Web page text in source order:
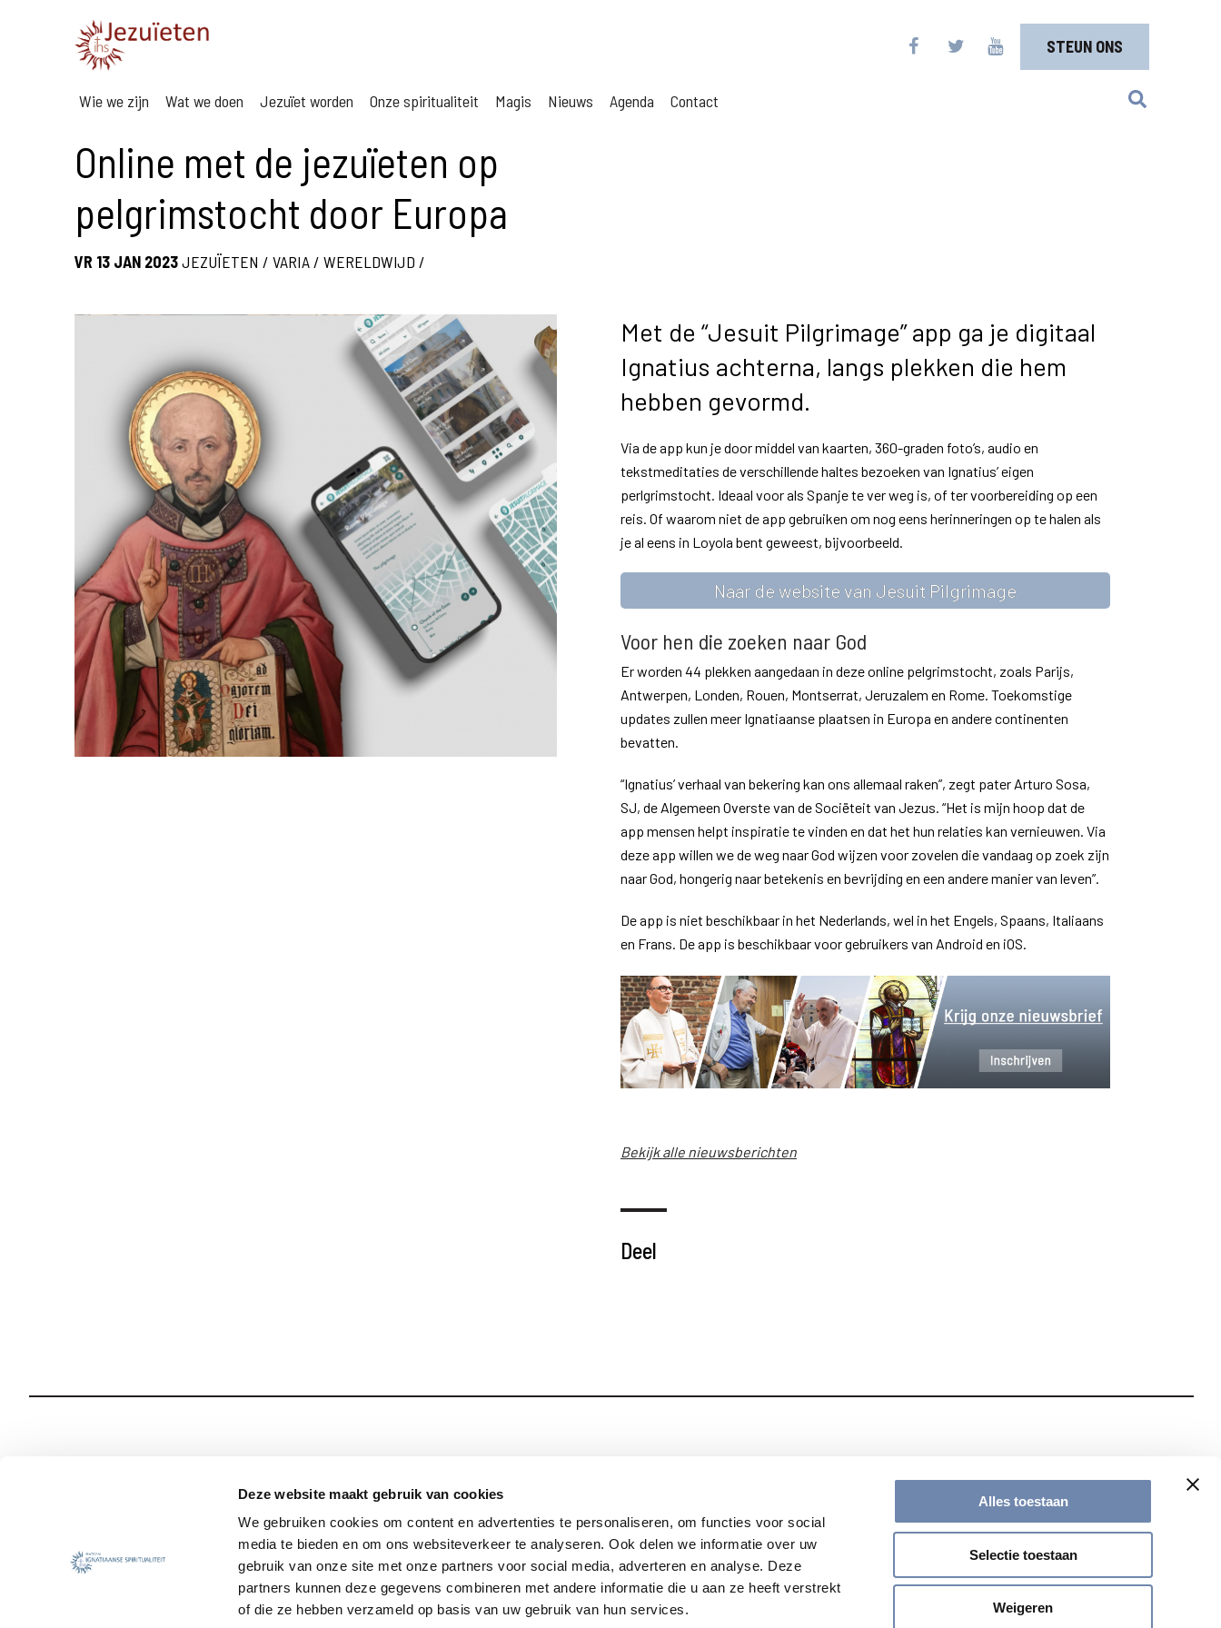
Deze website maakt gebruik van cookies
We gebruiken cookies om content en advertenties te personaliseren, om functies voor social
media te bieden en om ons websiteverkeer te analyseren. Ook delen we informatie over uw
gebruik van onze site met onze partners voor social media, adverteren en analyse. Deze
partners kunnen deze gegevens combineren met andere informatie die u aan ze heeft verstrekt
of die ze hebben verzameld op basis van uw gebruik van hun services.
Alles toestaan
Selectie toestaan
Weigeren
STEUN ONS
Wie we zijn Wat we doen Jezuïet worden Onze spiritualiteit Magis Nieuws Agenda Contact
Online met de jezuïeten op
pelgrimstocht door Europa
VR 13 JAN 2023JEZUÏETEN / VARIA / WERELDWIJD /
Met de “Jesuit Pilgrimage” app ga je digitaal
Ignatius achterna, langs plekken die hem
hebben gevormd.
Via de app kun je door middel van kaarten, 360-graden foto’s, audio en
tekstmeditaties de verschillende haltes bezoeken van Ignatius’ eigen
perlgrimstocht. Ideaal voor als Spanje te ver weg is, of ter voorbereiding op een
reis. Of waarom niet de app gebruiken om nog eens herinneringen op te halen als
je al eens in Loyola bent geweest, bijvoorbeeld.
Naar de website van Jesuit Pilgrimage
Voor hen die zoeken naar God
Er worden 44 plekken aangedaan in deze online pelgrimstocht, zoals Parijs,
Antwerpen, Londen, Rouen, Montserrat, Jeruzalem en Rome. Toekomstige
updates zullen meer Ignatiaanse plaatsen in Europa en andere continenten
bevatten.
“Ignatius’ verhaal van bekering kan ons allemaal raken”, zegt pater Arturo Sosa,
SJ, de Algemeen Overste van de Sociëteit van Jezus. “Het is mijn hoop dat de
app mensen helpt inspiratie te vinden en dat het hun relaties kan vernieuwen. Via
deze app willen we de weg naar God wijzen voor zovelen die vandaag op zoek zijn
naar God, hongerig naar betekenis en bevrijding en een andere manier van leven”.
De app is niet beschikbaar in het Nederlands, wel in het Engels, Spaans, Italiaans
en Frans. De app is beschikbaar voor gebruikers van Android en iOS.
Bekijk alle nieuwsberichten
Deel
Jezuïet worden
Onze Spiritualiteit
Sociale Veiligheid
Privacy
Blijf op de hoogte met onze nieuwsbrief